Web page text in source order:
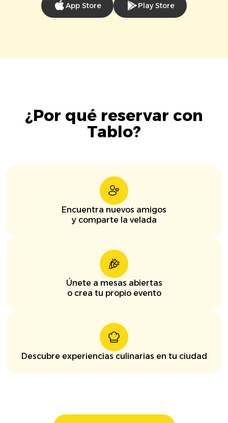
App Store Play Store
¿Por qué reservar con
Tablo?
Encuentra nuevos amigos
y comparte la velada
Únete a mesas abiertas
o crea tu propio evento
Descubre experiencias culinarias en tu ciudad